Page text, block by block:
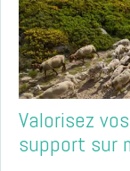
Valorisez
support sur